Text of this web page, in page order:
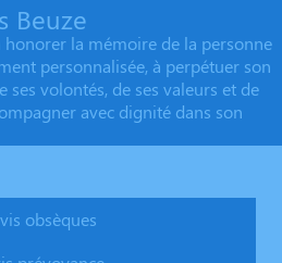
Beuze
la mémoire de la personne
personnalisée, à perpétuer son
ses volontés, de ses valeurs et de
avec dignité dans son
obsèques